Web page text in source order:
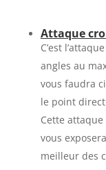
Attaque
C’est
angles au
vous faudra
le point
Cette
vous
meilleur des